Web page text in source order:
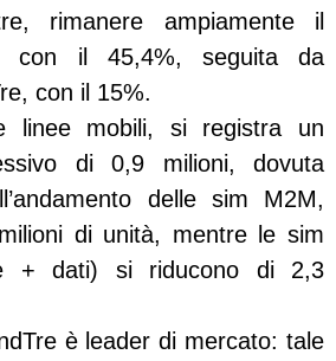
rimanere ampiamente il
con il 45,4%, seguita da
con il 15%.
linee mobili, si registra un
di 0,9 milioni, dovuta
delle sim M2M,
di unità, mentre le sim
+ dati) si riducono di 2,3
è leader di mercato: tale